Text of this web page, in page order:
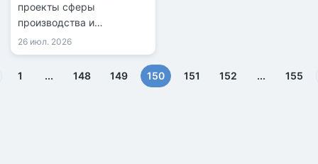
проекты сферы
производства и
международных
перевозок.
26 июл. 2026
1 ... 148 149 150(текущая)
151 152 ... 155